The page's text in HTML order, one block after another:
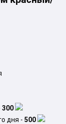
300
дня - 500